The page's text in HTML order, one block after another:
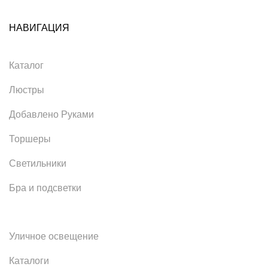
НАВИГАЦИЯ
Каталог
Люстры
Добавлено Руками
Торшеры
Светильники
Бра и подсветки
Уличное освещение
Каталоги